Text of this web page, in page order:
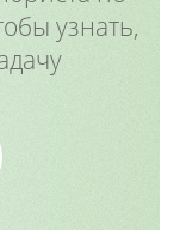
узнать,